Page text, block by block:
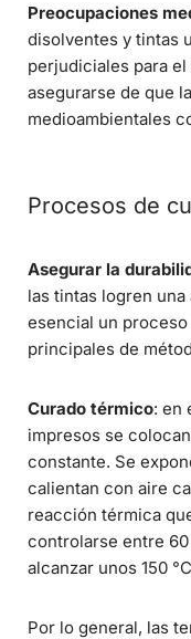
Preocupaciones
disolventes y tintas
perjudiciales para
asegurarse de que
medioambientales
Procesos de
Asegurar la
las tintas logren
esencial un
principales de
Curado térmico: en
impresos se
constante. Se
calientan con aire
reacción térmica
controlarse entre 60
alcanzar unos 150
Por lo general, las